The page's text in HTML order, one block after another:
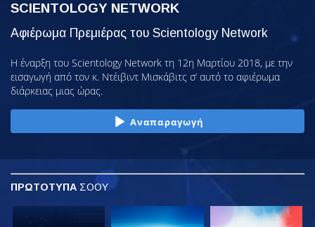
SCIENTOLOGY NETWORK
Αφιέρωμα Πρεμιέρας του Scientology Network
Η έναρξη του Scientology Network τη 12η Μαρτίου 2018, με την
εισαγωγή από τον κ. Ντέιβιντ Μισκάβιτς σ’ αυτό το αφιέρωμα
διάρκειας μιας ώρας.
Αναπαραγωγή
ΠΡΩΤΟΤΥΠΑ ΣΟΟΥ